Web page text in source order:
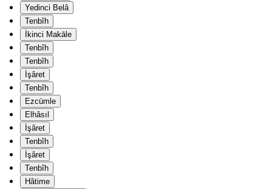
Yedinci Belâ
Tenbîh
İkinci Makāle
Tenbîh
Tenbîh
İşâret
Tenbîh
Ezcümle
Elhâsıl
İşâret
Tenbîh
İşâret
Tenbîh
Hâtime